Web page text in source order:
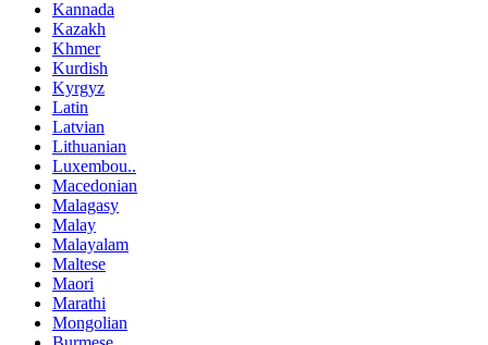
Kannada
Kazakh
Khmer
Kurdish
Kyrgyz
Latin
Latvian
Lithuanian
Luxembou..
Macedonian
Malagasy
Malay
Malayalam
Maltese
Maori
Marathi
Mongolian